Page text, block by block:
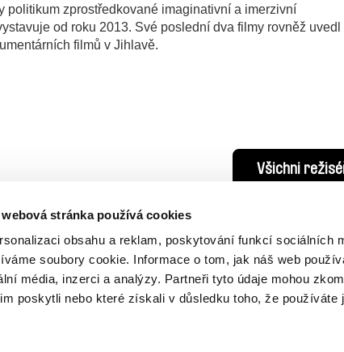
webová stránka používá cookies
obsahu a reklam, poskytování funkcí sociálních
soubory cookie. Informace o tom, jak náš web
média, inzerci a analýzy. Partneři tyto údaje mohou
poskytli nebo které získali v důsledku toho, že používáte
politikum zprostředkované imaginativní a imerzivní
od roku 2013. Své poslední dva filmy rovněž uvedl
filmů v Jihlavě.
Všichni